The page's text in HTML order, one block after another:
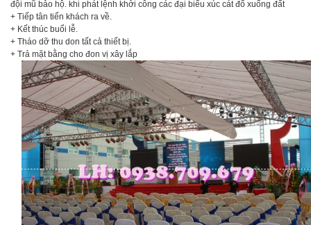
đội mũ bảo hộ. khi phát lệnh khởi công các đại biểu xúc cát đổ xuống đất
+ Tiếp tân tiển khách ra về.
+ Kết thúc buổi lễ.
+ Tháo dỡ thu don tất cả thiết bị.
+ Trả mặt bằng cho đon vị xây lắp